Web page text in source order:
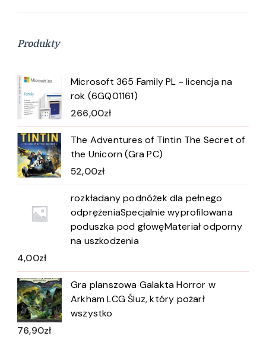
Produkty
Microsoft 365 Family PL - licencja na
rok (6GQ01161)
266,00zł
The Adventures of Tintin The Secret of
the Unicorn (Gra PC)
52,00zł
rozkładany podnóżek dla pełnego
odprężeniaSpecjalnie wyprofilowana
poduszka pod głowęMateriał odporny
na uszkodzenia
4,00zł
Gra planszowa Galakta Horror w
Arkham LCG Śluz, który pożarł
wszystko
76,90zł